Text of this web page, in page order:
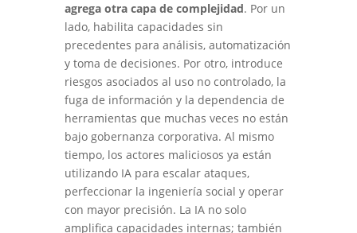
agrega otra capa de complejidad. Por un
lado, habilita capacidades sin
precedentes para análisis, automatización
y toma de decisiones. Por otro, introduce
riesgos asociados al uso no controlado, la
fuga de información y la dependencia de
herramientas que muchas veces no están
bajo gobernanza corporativa. Al mismo
tiempo, los actores maliciosos ya están
utilizando IA para escalar ataques,
perfeccionar la ingeniería social y operar
con mayor precisión. La IA no solo
amplifica capacidades internas; también